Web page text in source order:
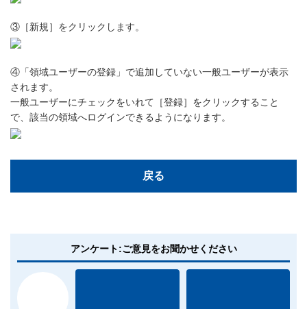
③［新規］をクリックします。
④「領域ユーザーの登録」で追加していない一般ユーザーが表示
されます。
一般ユーザーにチェックをいれて［登録］をクリックすること
で、該当の領域へログインできるようになります。
戻る
アンケート:ご意見をお聞かせください